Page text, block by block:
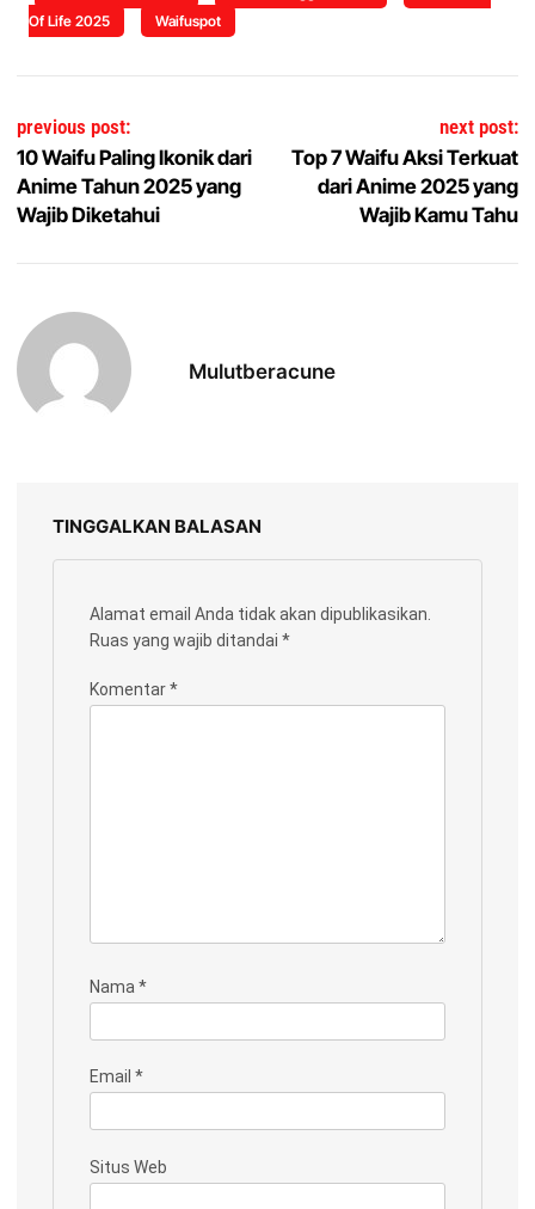
Of Life 2025
Waifuspot
Navigasi pos
previous post:
10 Waifu Paling Ikonik dari
Anime Tahun 2025 yang
Wajib Diketahui
next post:
Top 7 Waifu Aksi Terkuat
dari Anime 2025 yang
Wajib Kamu Tahu
Mulutberacune
TINGGALKAN BALASAN
Alamat email Anda tidak akan dipublikasikan.
Ruas yang wajib ditandai *
Komentar*
Nama *
Email *
Situs Web